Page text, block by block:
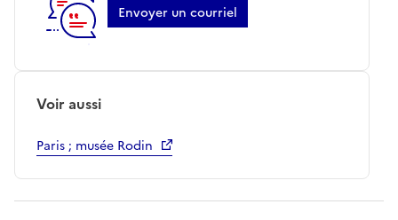
Envoyer un courriel
Voir aussi
Paris ; musée Rodin